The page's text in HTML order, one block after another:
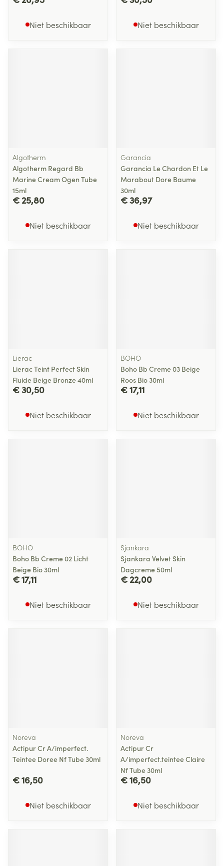
Niet beschikbaar Niet beschikbaar
Algotherm
Algotherm Regard Bb
Marine Cream Ogen Tube
15ml
€ 25,80
Niet beschikbaar
Garancia
Garancia Le Chardon Et Le
Marabout Dore Baume
30ml
€ 36,97
Niet beschikbaar
Lierac
Lierac Teint Perfect Skin
Fluide Beige Bronze 40ml
€ 30,50
Niet beschikbaar
BOHO
Boho Bb Creme 03 Beige
Roos Bio 30ml
€ 17,11
Niet beschikbaar
BOHO
Boho Bb Creme 02 Licht
Beige Bio 30ml
€ 17,11
Niet beschikbaar
Sjankara
Sjankara Velvet Skin
Dagcreme 50ml
€ 22,00
Niet beschikbaar
Noreva
Actipur Cr A/imperfect.
Teintee Doree Nf Tube 30ml
€ 16,50
Niet beschikbaar
Noreva
Actipur Cr
A/imperfect.teintee Claire
Nf Tube 30ml
€ 16,50
Niet beschikbaar